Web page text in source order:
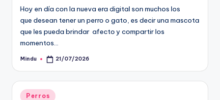
Hoy en día con la nueva era digital son muchos los
que desean tener un perro o gato, es decir una mascota
que les pueda brindar afecto y compartir los
momentos…
Publicado
Mindu 21/07/2026
Publicado
Perros